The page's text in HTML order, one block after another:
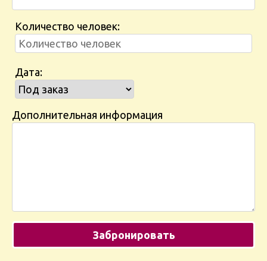
Количество человек:
Дата:
Дополнительная информация